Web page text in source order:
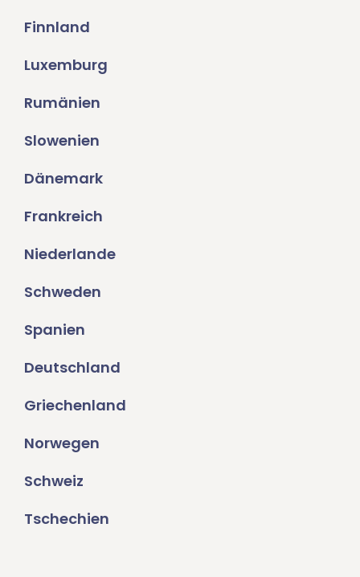
Finnland
Luxemburg
Rumänien
Slowenien
Dänemark
Frankreich
Niederlande
Schweden
Spanien
Deutschland
Griechenland
Norwegen
Schweiz
Tschechien